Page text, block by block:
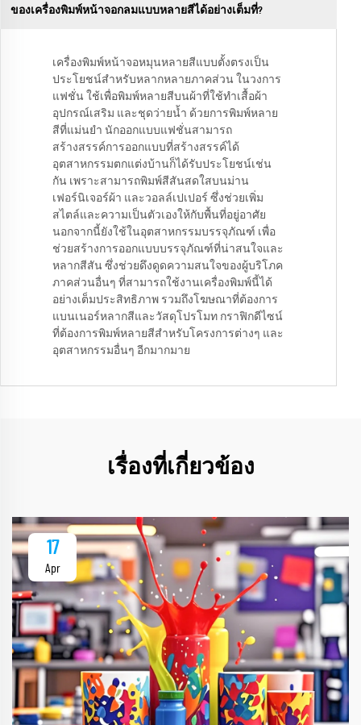
ของเครื่องพิมพ์หน้าจอกลมแบบหลายสีได้อย่างเต็มที่?
เครื่องพิมพ์หน้าจอหมุนหลายสีแบบตั้งตรงเป็น
ประโยชน์สำหรับหลากหลายภาคส่วน ในวงการ
แฟชั่น ใช้เพื่อพิมพ์หลายสีบนผ้าที่ใช้ทำเสื้อผ้า
อุปกรณ์เสริม และชุดว่ายน้ำ ด้วยการพิมพ์หลาย
สีที่แม่นยำ นักออกแบบแฟชั่นสามารถ
สร้างสรรค์การออกแบบที่สร้างสรรค์ได้
อุตสาหกรรมตกแต่งบ้านก็ได้รับประโยชน์เช่น
กัน เพราะสามารถพิมพ์สีสันสดใสบนม่าน
เฟอร์นิเจอร์ผ้า และวอลล์เปเปอร์ ซึ่งช่วยเพิ่ม
สไตล์และความเป็นตัวเองให้กับพื้นที่อยู่อาศัย
นอกจากนี้ยังใช้ในอุตสาหกรรมบรรจุภัณฑ์ เพื่อ
ช่วยสร้างการออกแบบบรรจุภัณฑ์ที่น่าสนใจและ
หลากสีสัน ซึ่งช่วยดึงดูดความสนใจของผู้บริโภค
ภาคส่วนอื่นๆ ที่สามารถใช้งานเครื่องพิมพ์นี้ได้
อย่างเต็มประสิทธิภาพ รวมถึงโฆษณาที่ต้องการ
แบนเนอร์หลากสีและวัสดุโปรโมท กราฟิกดีไซน์
ที่ต้องการพิมพ์หลายสีสำหรับโครงการต่างๆ และ
อุตสาหกรรมอื่นๆ อีกมากมาย
เรื่องที่เกี่ยวข้อง
17
Apr